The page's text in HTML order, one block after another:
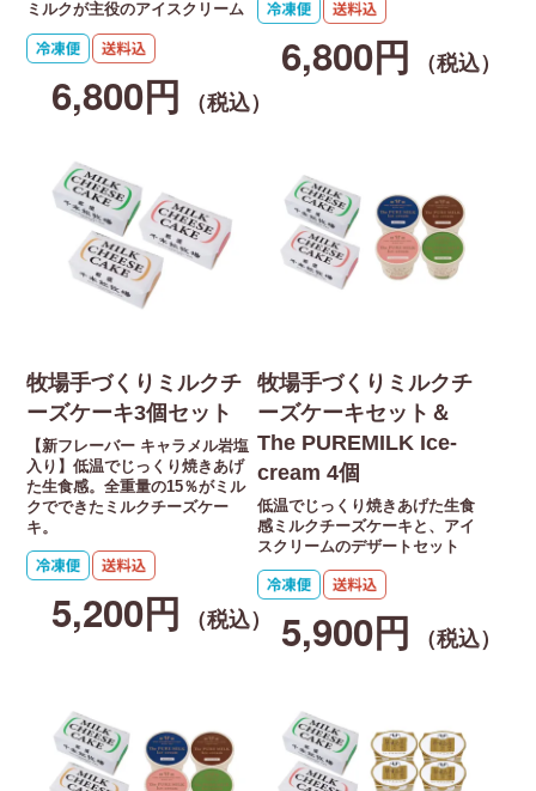
ミルクが主役のアイスクリーム
6,800円 （税込）
6,800円 （税込）
牧場手づくりミルクチ
ーズケーキ3個セット
【新フレーバー キャラメル岩塩
入り】低温でじっくり焼きあげ
た生食感。全重量の15％がミル
クでできたミルクチーズケー
キ。
5,200円 （税込）
牧場手づくりミルクチ
ーズケーキセット＆
The PUREMILK Ice-
cream 4個
低温でじっくり焼きあげた生食
感ミルクチーズケーキと、アイ
スクリームのデザートセット
5,900円 （税込）